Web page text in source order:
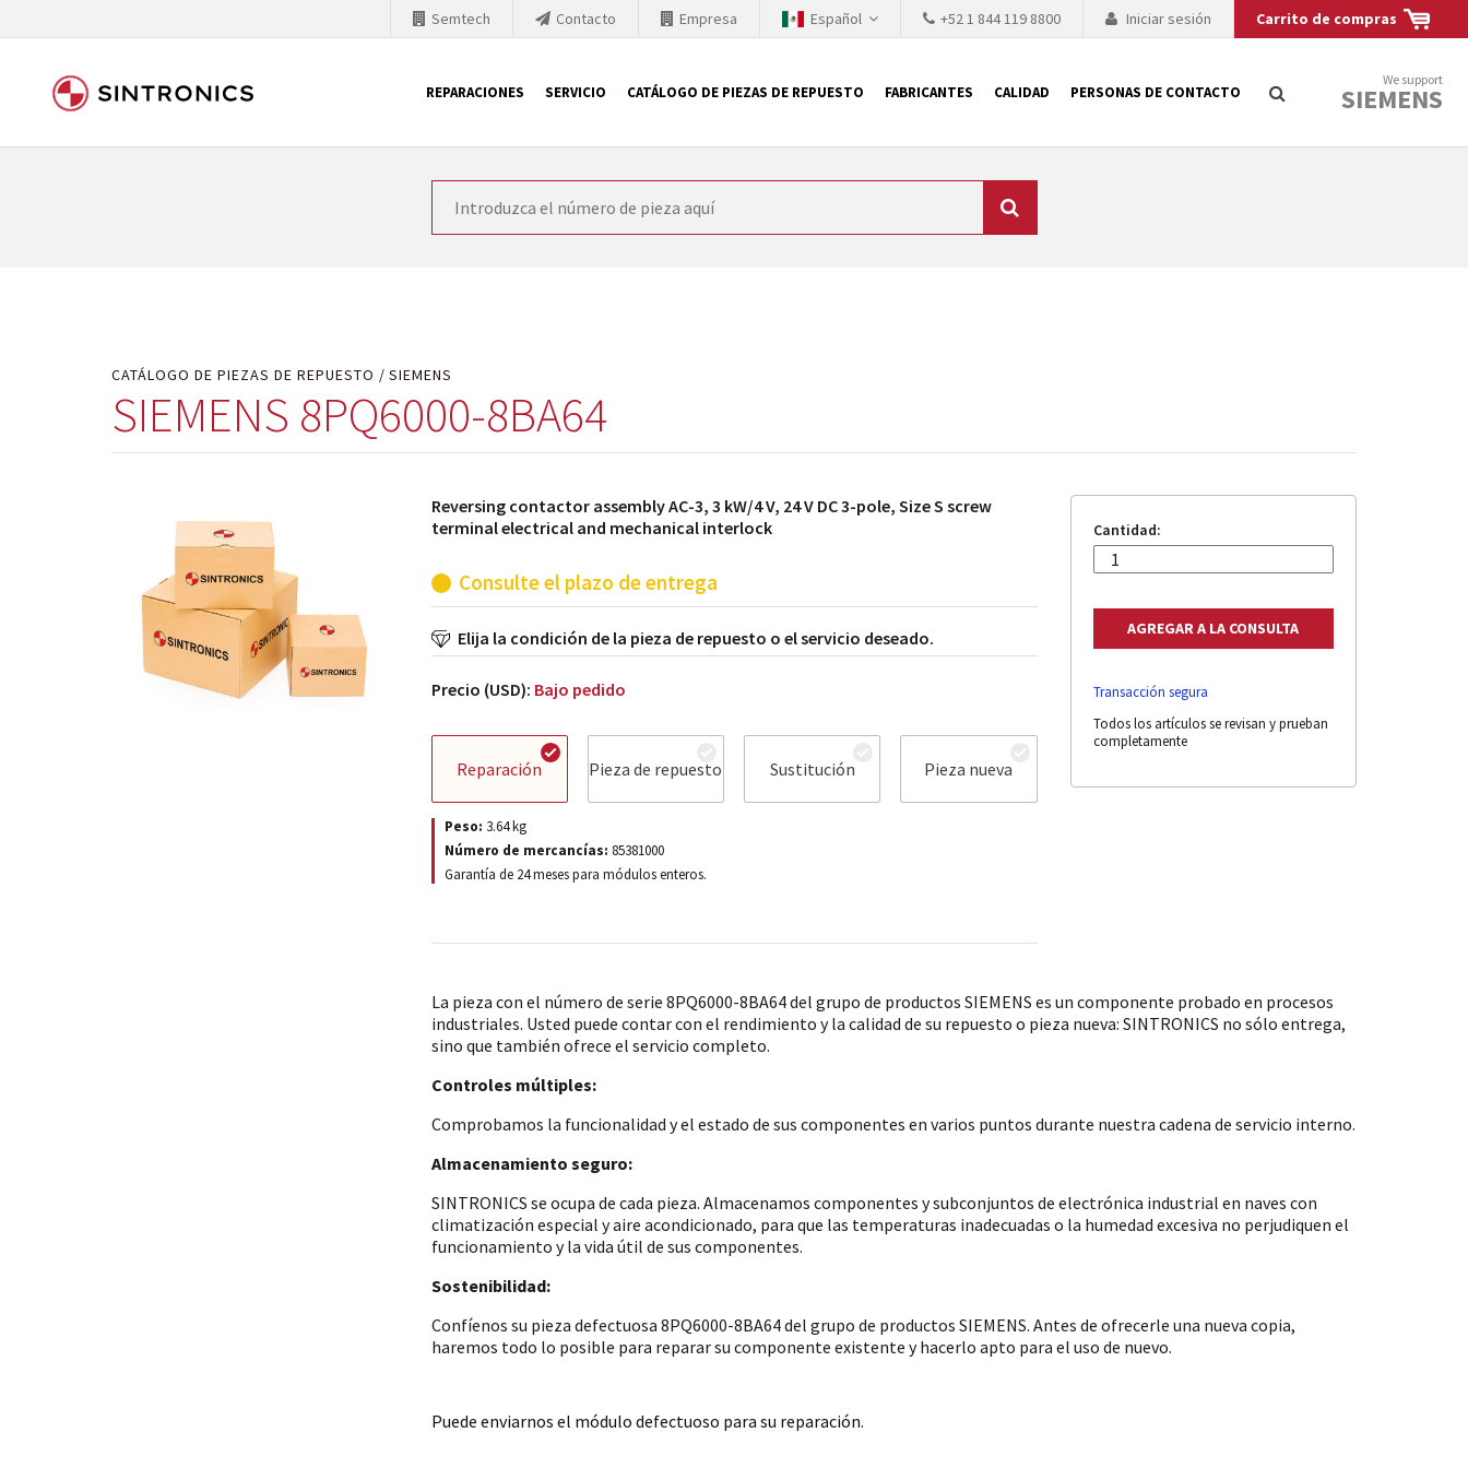
Carrito de compras
Iniciar sesión
+52 1 844 119 8800
Español
Empresa
Contacto
Semtech
REPARACIONES SERVICIO CATÁLOGO DE PIEZAS DE REPUESTO FABRICANTES CALIDAD PERSONAS DE CONTACTO
We support
SIEMENS
Nuestra colaboración con SIEMENS
de módulos descontinuados por módulos del propio almacén.
CATÁLOGO DE PIEZAS DE REPUESTO SIEMENS
SIEMENS 8PQ6000-8BA64
Reversing contactor assembly AC-3, 3 kW/4 V, 24 V DC 3-pole, Size S screw
terminal electrical and mechanical interlock
Consulte el plazo de entrega
Elija la condición de la pieza de repuesto o el servicio deseado.
Precio (USD): Bajo pedido
Reparación Pieza de repuesto Sustitución Pieza nueva
Peso: 3.64kg
Número de mercancías: 85381000
Garantía de 24 meses para módulos enteros.
Cantidad:
Transacción segura
Todos los artículos se revisan y prueban
completamente
La pieza con el número de serie 8PQ6000-8BA64 del grupo de productos SIEMENS es un componente probado en procesos
industriales. Usted puede contar con el rendimiento y la calidad de su repuesto o pieza nueva: SINTRONICS no sólo entrega,
sino que también ofrece el servicio completo.
Controles múltiples:
Comprobamos la funcionalidad y el estado de sus componentes en varios puntos durante nuestra cadena de servicio interno.
Almacenamiento seguro:
SINTRONICS se ocupa de cada pieza. Almacenamos componentes y subconjuntos de electrónica industrial en naves con
climatización especial y aire acondicionado, para que las temperaturas inadecuadas o la humedad excesiva no perjudiquen el
funcionamiento y la vida útil de sus componentes.
Sostenibilidad:
Confíenos su pieza defectuosa 8PQ6000-8BA64 del grupo de productos SIEMENS. Antes de ofrecerle una nueva copia,
haremos todo lo posible para reparar su componente existente y hacerlo apto para el uso de nuevo.
Puede enviarnos el módulo defectuoso para su reparación.